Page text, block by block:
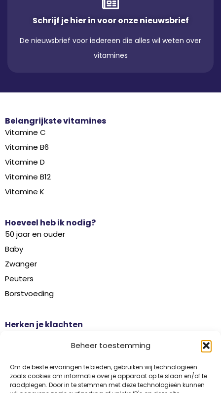
Beheer toestemming
Om de beste ervaringen te bieden, gebruiken wij technologieën
zoals cookies om informatie over je apparaat op te slaan en/of te
raadplegen. Door in te stemmen met deze technologieën kunnen
Schrijf je hier in voor onze nieuwsbrief
De nieuwsbrief voor iedereen die alles wil weten over
vitamines
Belangrijkste vitamines
Vitamine C
Vitamine B6
Vitamine D
Vitamine B12
Vitamine K
Hoeveel heb ik nodig?
50 jaar en ouder
Baby
Zwanger
Peuters
Borstvoeding
Herken je klachten
Griep
Haaruitval